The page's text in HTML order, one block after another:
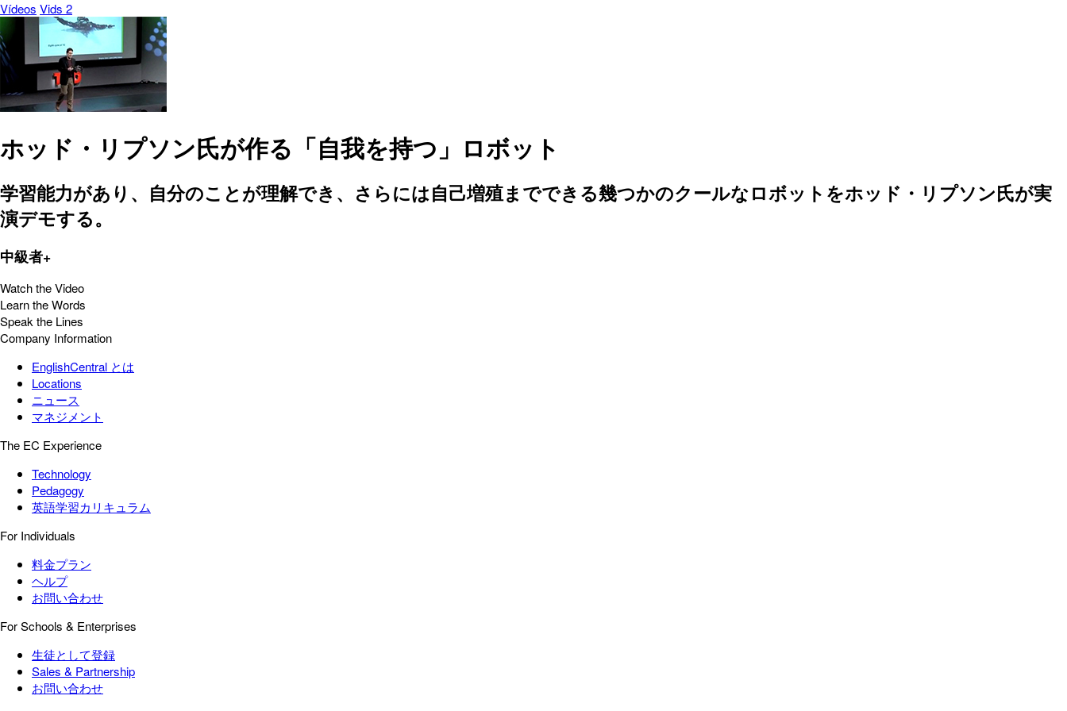
Vídeos Vids 2
ホッド・リプソン氏が作る「自我を持つ」ロボット
学習能力があり、自分のことが理解でき、さらには自己増殖までできる幾つかのクールなロボットをホッド・リプソン氏が実
演デモする。
中級者+
Watch the Video
Learn the Words
Speak the Lines
Company Information
EnglishCentral とは
Locations
ニュース
マネジメント
The EC Experience
Technology
Pedagogy
英語学習カリキュラム
For Individuals
料金プラン
ヘルプ
お問い合わせ
For Schools & Enterprises
生徒として登録
Sales & Partnership
お問い合わせ